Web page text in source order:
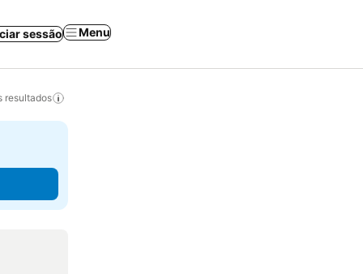
sessão Menu
resultados